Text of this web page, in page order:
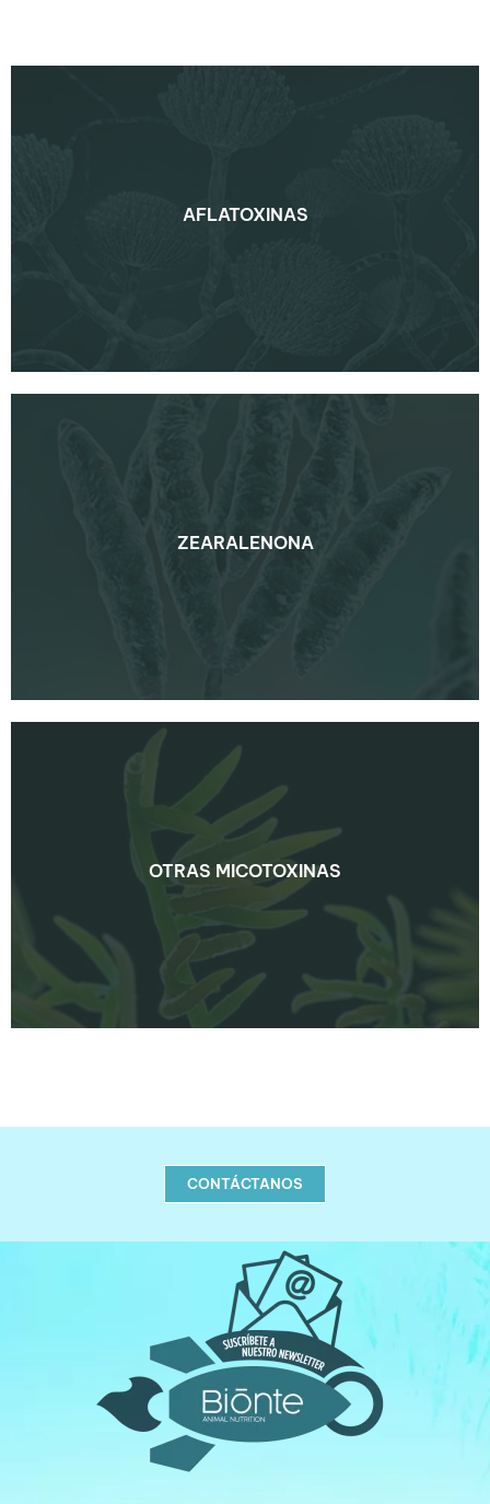
AFLATOXINAS
ZEARALENONA
OTRAS MICOTOXINAS
OTRAS MICOTOXINAS
CONOCE MÁS
CONTÁCTANOS